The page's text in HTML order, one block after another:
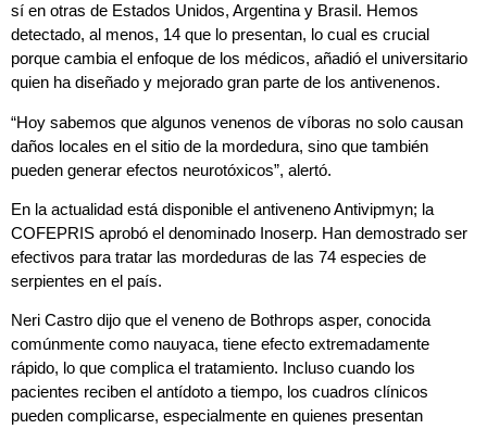
sí en otras de Estados Unidos, Argentina y Brasil. Hemos
detectado, al menos, 14 que lo presentan, lo cual es crucial
porque cambia el enfoque de los médicos, añadió el universitario
quien ha diseñado y mejorado gran parte de los antivenenos.
“Hoy sabemos que algunos venenos de víboras no solo causan
daños locales en el sitio de la mordedura, sino que también
pueden generar efectos neurotóxicos”, alertó.
En la actualidad está disponible el antiveneno Antivipmyn; la
COFEPRIS aprobó el denominado Inoserp. Han demostrado ser
efectivos para tratar las mordeduras de las 74 especies de
serpientes en el país.
Neri Castro dijo que el veneno de Bothrops asper, conocida
comúnmente como nauyaca, tiene efecto extremadamente
rápido, lo que complica el tratamiento. Incluso cuando los
pacientes reciben el antídoto a tiempo, los cuadros clínicos
pueden complicarse, especialmente en quienes presentan